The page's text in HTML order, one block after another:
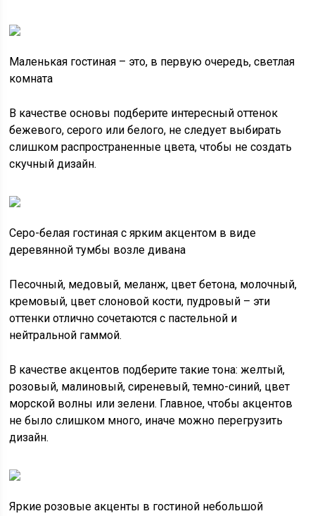
Маленькая гостиная – это, в первую очередь, светлая
комната
В качестве основы подберите интересный оттенок
бежевого, серого или белого, не следует выбирать
слишком распространенные цвета, чтобы не создать
скучный дизайн.
Серо-белая гостиная с ярким акцентом в виде
деревянной тумбы возле дивана
Песочный, медовый, меланж, цвет бетона, молочный,
кремовый, цвет слоновой кости, пудровый – эти
оттенки отлично сочетаются с пастельной и
нейтральной гаммой.
В качестве акцентов подберите такие тона: желтый,
розовый, малиновый, сиреневый, темно-синий, цвет
морской волны или зелени. Главное, чтобы акцентов
не было слишком много, иначе можно перегрузить
дизайн.
Яркие розовые акценты в гостиной небольшой